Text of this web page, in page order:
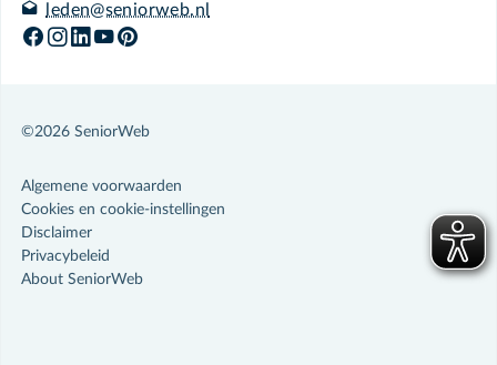
leden@seniorweb.nl
©2026 SeniorWeb
Algemene voorwaarden
Cookies en cookie-instellingen
Disclaimer
Privacybeleid
About SeniorWeb